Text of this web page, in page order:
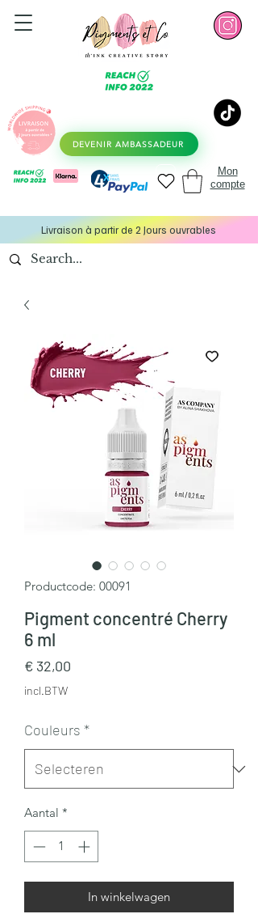
DEVENIR AMBASSADEUR
Mon
compte
Livraison à partir de 2 Jours ouvrables
Productcode: 00091
Pigment concentré Cherry
6 ml
€ 32,00
incl.BTW
Couleurs *
Aantal *
In winkelwagen